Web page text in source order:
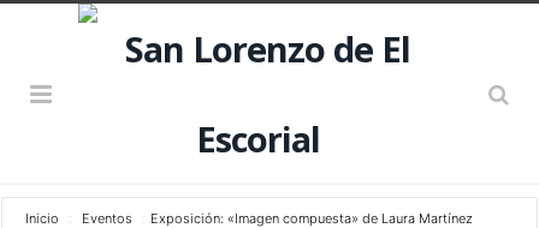
Inicio Eventos
Exposición: «Imagen compuesta» de Laura Martínez